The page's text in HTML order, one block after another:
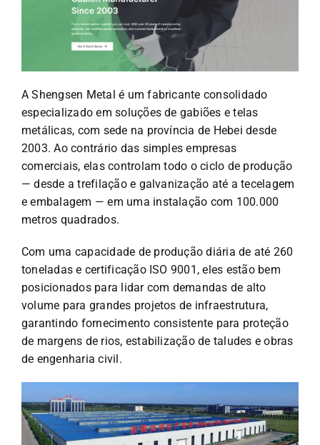
A Shengsen Metal é um fabricante consolidado
especializado em soluções de gabiões e telas
metálicas, com sede na província de Hebei desde
2003. Ao contrário das simples empresas
comerciais, elas controlam todo o ciclo de produção
— desde a trefilação e galvanização até a tecelagem
e embalagem — em uma instalação com 100.000
metros quadrados.
Com uma capacidade de produção diária de até 260
toneladas e certificação ISO 9001, eles estão bem
posicionados para lidar com demandas de alto
volume para grandes projetos de infraestrutura,
garantindo fornecimento consistente para proteção
de margens de rios, estabilização de taludes e obras
de engenharia civil.